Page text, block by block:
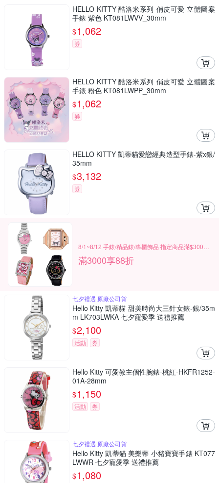
HELLO KITTY 酷洛米系列 俏皮可愛 立體圖案
手錶 紫色 KT081LWVV_30mm
$1,062
券
HELLO KITTY 酷洛米系列 俏皮可愛 立體圖案
手錶 粉色 KT081LWPP_30mm
$1,062
券
HELLO KITTY 凱蒂貓愛戀經典造型手錶-紫x銀/
35mm
$3,132
券
滿3000享88折
七夕禮遇 原廠公司貨
Hello Kitty 凱蒂貓 甜美時尚大三針女錶-銀/35m
m LK703LWKA 七夕寵愛季 送禮推薦
$2,100
活動 券
Hello Kitty 可愛教主個性腕錶-桃紅-HKFR1252-
01A-28mm
$1,150
活動 券
七夕禮遇 原廠公司貨
Hello Kitty 凱蒂貓 美樂蒂 小豬寶寶手錶 KT077
LWWR 七夕寵愛季 送禮推薦
$1,080